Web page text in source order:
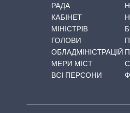
РАДА
КАБІНЕТ
МІНІСТРІВ
ГОЛОВИ
ОБЛАДМІНІСТРАЦІЙ
МЕРИ МІСТ
ВСІ ПЕРСОНИ